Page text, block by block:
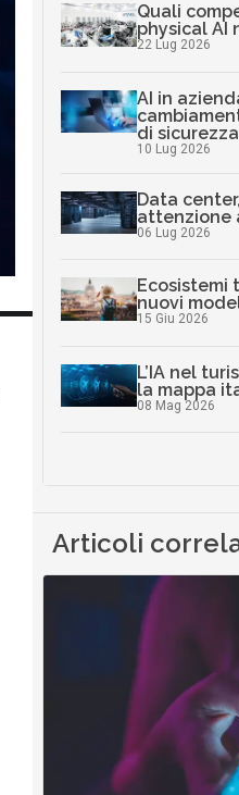
Quali
physical AI
22 Lug 2026
AI in
di sicurezza
10 Lug 2026
Data
attenzione
06 Lug 2026
Ecosistemi
nuovi
15 Giu 2026
L’IA nel
la mappa
08 Mag 2026
Articoli